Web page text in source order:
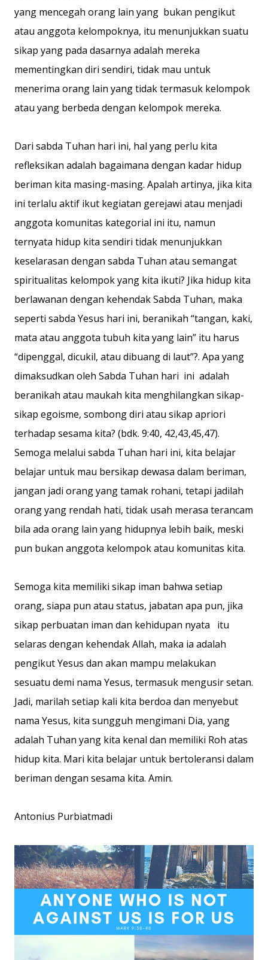
yang mencegah orang lain yang bukan pengikut
atau anggota kelompoknya, itu menunjukkan suatu
sikap yang pada dasarnya adalah mereka
mementingkan diri sendiri, tidak mau untuk
menerima orang lain yang tidak termasuk kelompok
atau yang berbeda dengan kelompok mereka.
Dari sabda Tuhan hari ini, hal yang perlu kita
refleksikan adalah bagaimana dengan kadar hidup
beriman kita masing-masing. Apalah artinya, jika kita
ini terlalu aktif ikut kegiatan gerejawi atau menjadi
anggota komunitas kategorial ini itu, namun
ternyata hidup kita sendiri tidak menunjukkan
keselarasan dengan sabda Tuhan atau semangat
spiritualitas kelompok yang kita ikuti? Jika hidup kita
berlawanan dengan kehendak Sabda Tuhan, maka
seperti sabda Yesus hari ini, beranikah “tangan, kaki,
mata atau anggota tubuh kita yang lain” itu harus
“dipenggal, dicukil, atau dibuang di laut”?. Apa yang
dimaksudkan oleh Sabda Tuhan hari ini adalah
beranikah atau maukah kita menghilangkan sikap-
sikap egoisme, sombong diri atau sikap apriori
terhadap sesama kita? (bdk. 9:40, 42,43,45,47).
Semoga melalui sabda Tuhan hari ini, kita belajar
belajar untuk mau bersikap dewasa dalam beriman,
jangan jadi orang yang tamak rohani, tetapi jadilah
orang yang rendah hati, tidak usah merasa terancam
bila ada orang lain yang hidupnya lebih baik, meski
pun bukan anggota kelompok atau komunitas kita.
Semoga kita memiliki sikap iman bahwa setiap
orang, siapa pun atau status, jabatan apa pun, jika
sikap perbuatan iman dan kehidupan nyata itu
selaras dengan kehendak Allah, maka ia adalah
pengikut Yesus dan akan mampu melakukan
sesuatu demi nama Yesus, termasuk mengusir setan.
Jadi, marilah setiap kali kita berdoa dan menyebut
nama Yesus, kita sungguh mengimani Dia, yang
adalah Tuhan yang kita kenal dan memiliki Roh atas
hidup kita. Mari kita belajar untuk bertoleransi dalam
beriman dengan sesama kita. Amin.
Antonius Purbiatmadi